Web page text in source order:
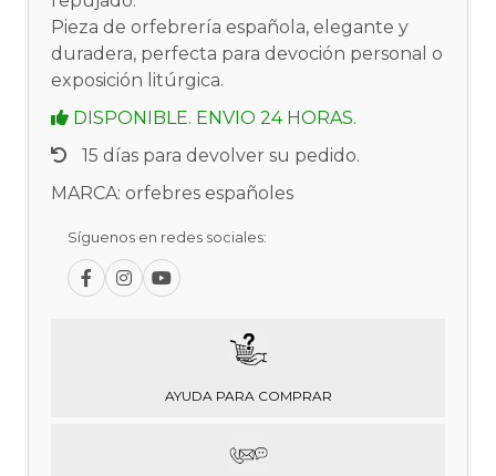
Pieza de orfebrería española, elegante y
duradera, perfecta para devoción personal o
exposición litúrgica.
DISPONIBLE. ENVIO 24 HORAS.
15 días para devolver su pedido.
MARCA: orfebres españoles
Síguenos en redes sociales:
AYUDA PARA COMPRAR